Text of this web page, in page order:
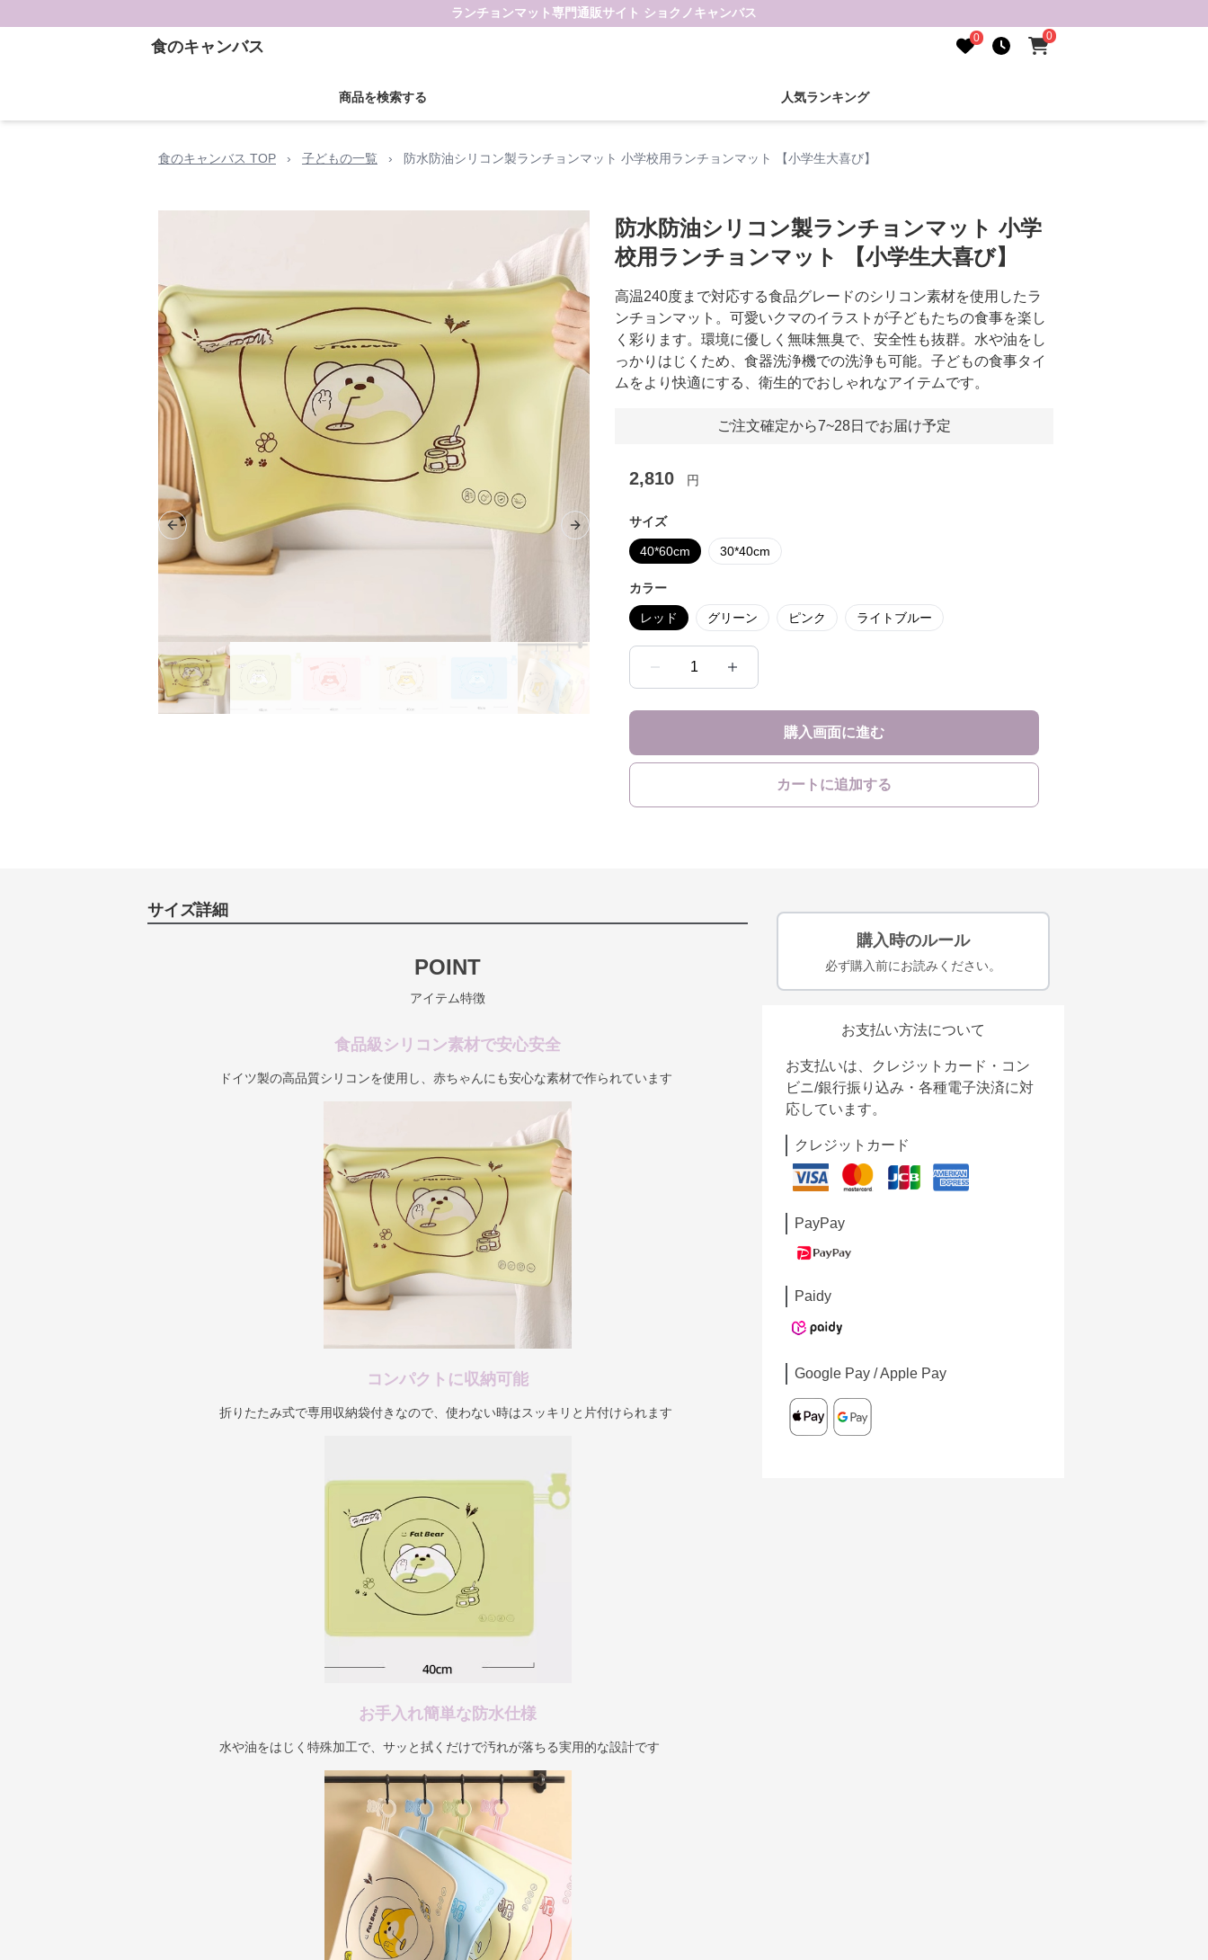
ランチョンマット専門通販サイト ショクノキャンバス
食のキャンバス 0 0
商品を検索する 人気ランキング
食のキャンバス TOP › 子どもの一覧 › 防水防油シリコン製ランチョンマット 小学校用ランチョンマット 【小学生大喜び】
Previous slide Next slide
防水防油シリコン製ランチョンマット 小学
校用ランチョンマット 【小学生大喜び】
高温240度まで対応する食品グレードのシリコン素材を使用したラ
ンチョンマット。可愛いクマのイラストが子どもたちの食事を楽し
く彩ります。環境に優しく無味無臭で、安全性も抜群。水や油をし
っかりはじくため、食器洗浄機での洗浄も可能。子どもの食事タイ
ムをより快適にする、衛生的でおしゃれなアイテムです。
ご注文確定から7~28日でお届け予定
2,810 円
サイズ
40*60cm 30*40cm
カラー
レッド グリーン ピンク ライトブルー
1
購入画面に進む
カートに追加する
サイズ詳細
POINT
アイテム特徴
食品級シリコン素材で安心安全
ドイツ製の高品質シリコンを使用し、赤ちゃんにも安心な素材で作られています
コンパクトに収納可能
折りたたみ式で専用収納袋付きなので、使わない時はスッキリと片付けられます
お手入れ簡単な防水仕様
水や油をはじく特殊加工で、サッと拭くだけで汚れが落ちる実用的な設計です
購入時のルール
必ず購入前にお読みください。
お支払い方法について
お支払いは、クレジットカード・コン
ビニ/銀行振り込み・各種電子決済に対
応しています。
クレジットカード
PayPay
Paidy
Google Pay / Apple Pay